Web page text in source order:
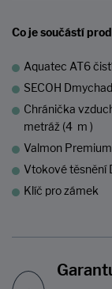
Co je součástí
Aquatec AT6
SECOH
Chránička
metráž (4 m )
Valmon
Vtokové těsnění
Klíč pro zámek